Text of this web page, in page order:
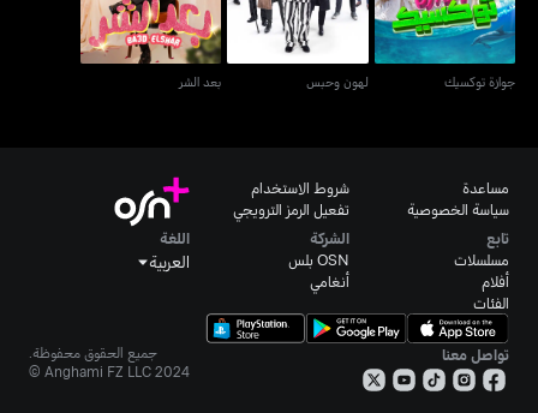
جوازة توكسيك لهون وحبس بعد الشر
مساعدة
سياسة الخصوصية
شروط الاستخدام
تفعيل الرمز الترويجي
تابع
مسلسلات
أفلام
الفئات
الشركة
OSN بلس
أنغامي
اللغة
العربية
تواصل معنا
جميع الحقوق محفوظة.
Anghami FZ LLC 2024 ©